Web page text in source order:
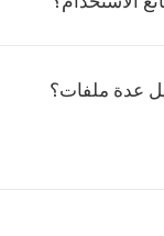
عدة ملفات؟